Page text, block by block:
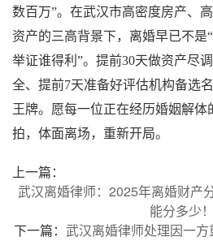
数百万”。在武汉市高密度房产、
资产的三高背景下，离婚早已不是
举证谁得利”。提前30天做资产尽
全、提前7天准备好评估机构备选
王牌。愿每一位正在经历婚姻解
拍，体面离场，重新开局。
上一篇：
武汉离婚律师：2025年离婚财产
能分多少！
武汉离婚律师处理因一
下一篇：